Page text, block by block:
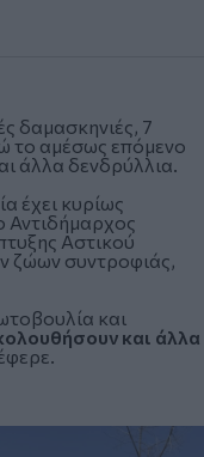
δαμασκηνιές, 7
το αμέσως επόμενο
άλλα δενδρύλλια.
έχει κυρίως
Αντιδήμαρχος
Αστικού
ζώων συντροφιάς,
και
και άλλα